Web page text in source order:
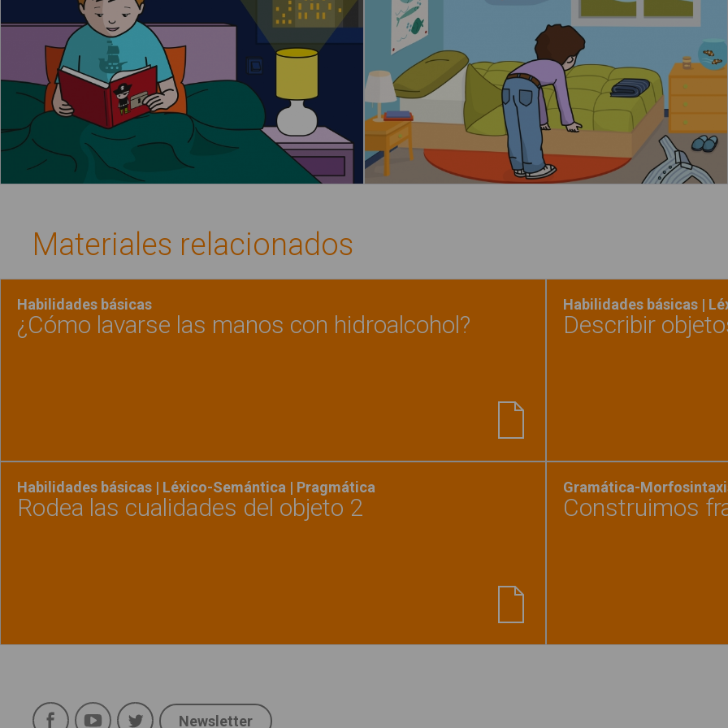
Leer más
Materiales relacionados
Habilidades básicas
¿Cómo lavarse las manos con hidroalcohol?
Habilidades básicas |
Describir
Habilidades básicas | Léxico-Semántica | Pragmática
Rodea las cualidades del objeto 2
Gramática-
Construimos
FacebookYouTubeTwitter
Newsletter
Legal
Aviso Legal